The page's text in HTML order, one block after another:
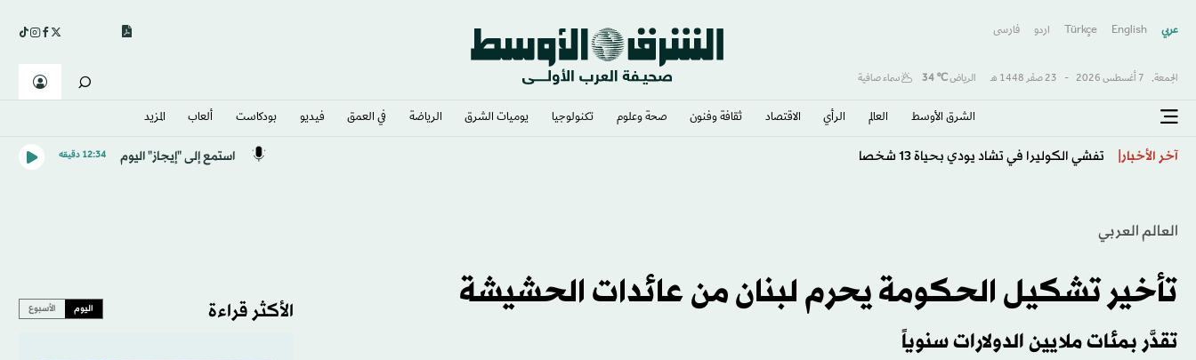
عربي English
Türkçe اردو فارسى
الجمعة, 7 أغسطس 2026 - 23 صفَر 1448 هـ الرياض℃
34 سماء صافية
الشرق الأوسط​ العالم الرأي الاقتصاد ثقافة وفنون صحة وعلوم تكنولوجيا يوميات الشرق​ الرياضة في العمق فيديو بودكاست ألعاب المزيد
آخر الأخبار إنفانتينو يرفض الاستقالة… من يملك القدرة على إسقاطه؟ استمع إلى "إيجاز" اليوم 12:34 دقيقه
العالم العربي
تأخير تشكيل الحكومة يحرم لبنان من عائدات الحشيشة
تقدَّر بمئات ملايين الدولارات سنوياً
الأكثر قراءة اليوم الأسبوع